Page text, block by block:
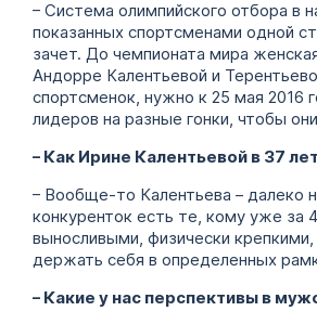
– Система олимпийского отбора в
показанных спортсменами одной
зачет. До чемпионата мира
Андорре Калентьевой и
спортсменок, нужно к 25 мая 2016
лидеров на разные гонки, чтобы
– Как Ирине Калентьевой в 37
– Вообще-то Калентьева – далеко
конкуренток есть те, кому уже за
выносливыми, физически
держать себя в определенных
– Какие у нас перспективы в